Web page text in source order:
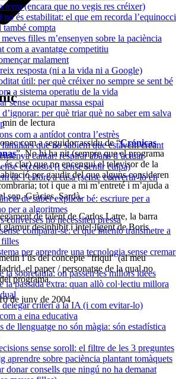
terra (encara que no vegis res créixer)
no és estabilitat: el que em recorda l’equinocci
compta
filles m’ensenyen sobre la paciència
com a avantatge competitiu
malament
resposta (ni a la vida ni a Google)
útil: per què créixer no sempre se sent bé
a sistema operatiu de la vida
sense ocupar massa espai
per què triar què no saber em salva
com a antídot contra l’estrès
que no sabíem que estàvem creant
cantar: respirar abans d’actuar
excessos (i sense sentir culpa)
de l’esforç a casa (sense convertir-lo en
de saber explicar bé: escriure per a
per a algoritmes
converses no necessiten pressa
comparar-se: el que intento transmetre a
filles
per aprendre una tecnologia sense
la sobretaula: on passen les millors idees
la passada extra: quan allò col·lectiu millora
delegar criteri a la IA (i com evitar-lo)
a eina educativa
de llenguatge no són màgia: són estadística
sense soroll: el filtre de les 3 preguntes
aprendre sobre paciència plantant tomàquets
donar consells que ningú no ha demanat
min de lectura
com a seguidor assidu de “Crónicas
”. No hi ha nit (sempre que el programa
és clar) que no encengui el televisor de la
per gaudir del que alguns consideren
tot i que a mi m’entreté i m’ajuda a
son. Gràcies, Sardà.
de talent de Carlos Latre, la barra
glamur desinhibit i intel·ligent de Boris
l’ús del concepte “friqui” (al meu
el paper / personatge de la qual no
programa.
de juny de 2004